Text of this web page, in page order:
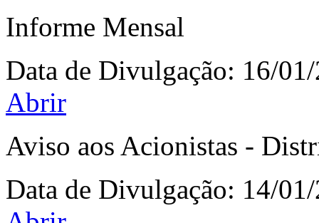
Informe Mensal
Data de Divulgação: 16/
Abrir
Aviso aos Acionistas -
Data de Divulgação: 14/